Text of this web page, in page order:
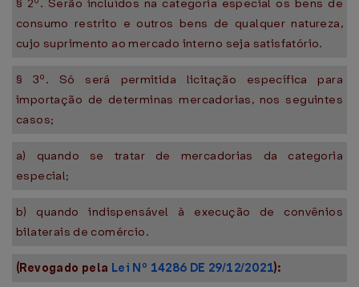
§ 2º. Serão incluídos na categoria especial os bens de
consumo restrito e outros bens de qualquer natureza,
cujo suprimento ao mercado interno seja satisfatório.
§ 3º. Só será permitida licitação específica para
importação de determinas mercadorias, nos seguintes
casos;
a) quando se tratar de mercadorias da categoria
especial;
b) quando indispensável à execução de convênios
bilaterais de comércio.
(Revogado pela Lei Nº 14286 DE 29/12/2021):